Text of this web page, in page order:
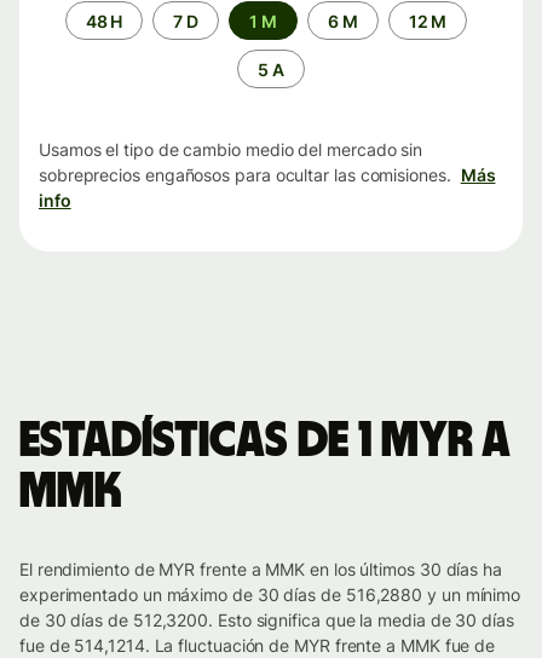
Periodo48 H 7 D 1 M 6 M 12 M
5 A
Usamos el tipo de cambio medio del mercado sin
sobreprecios engañosos para ocultar las comisiones. Más
info
Estadísticas de 1 MYR a
MMK
El rendimiento de MYR frente a MMK en los últimos 30 días ha
experimentado un máximo de 30 días de 516,2880 y un mínimo
de 30 días de 512,3200. Esto significa que la media de 30 días
fue de 514,1214. La fluctuación de MYR frente a MMK fue de